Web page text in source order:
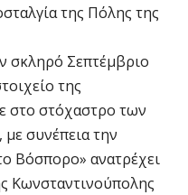
της Πόλης της
σκληρό Σεπτέμβριο
της
στο στόχαστρο των
συνέπεια την
Βόσπορο» ανατρέχει
Κωνσταντινούπολης